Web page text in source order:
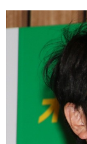
ショッピン
その他